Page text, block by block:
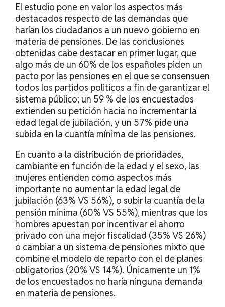
El estudio pone en valor los aspectos más
destacados respecto de las demandas que
harían los ciudadanos a un nuevo gobierno en
materia de pensiones. De las conclusiones
obtenidas cabe destacar en primer lugar, que
algo más de un 60% de los españoles piden un
pacto por las pensiones en el que se consensuen
todos los partidos politicos a fin de garantizar el
sistema público; un 59 % de los encuestados
extienden su petición hacia no incrementar la
edad legal de jubilación, y un 57% pide una
subida en la cuantía mínima de las pensiones.
En cuanto a la distribución de prioridades,
cambiante en función de la edad y el sexo, las
mujeres entienden como aspectos más
importante no aumentar la edad legal de
jubilación (63% VS 56%), o subir la cuantía de la
pensión mínima (60% VS 55%), mientras que los
hombres apuestan por incentivar el ahorro
privado con una mejor fiscalidad (35% VS 26%)
o cambiar a un sistema de pensiones mixto que
combine el modelo de reparto con el de planes
obligatorios (20% VS 14%). Únicamente un 1%
de los encuestados no haría ninguna demanda
en materia de pensiones.